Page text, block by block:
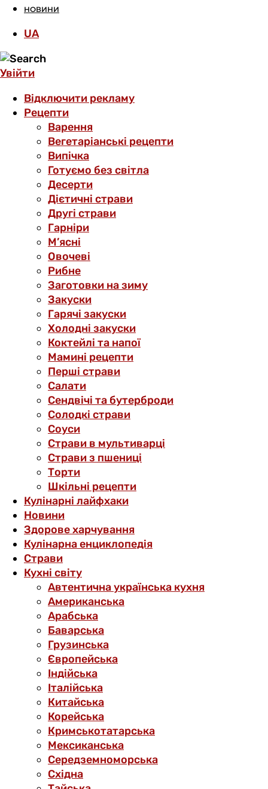
НОВИНИ
UA
Увійти
Відключити рекламу
Рецепти
Варення
Вегетаріанські рецепти
Випічка
Готуємо без світла
Десерти
Дієтичні страви
Другі страви
Гарніри
М’ясні
Овочеві
Рибне
Заготовки на зиму
Закуски
Гарячі закуски
Холодні закуски
Коктейлі та напої
Мамині рецепти
Перші страви
Салати
Сендвічі та бутерброди
Солодкі страви
Соуси
Страви в мультиварці
Страви з пшениці
Торти
Шкільні рецепти
Кулінарні лайфхаки
Новини
Здорове харчування
Кулінарна енциклопедія
Страви
Кухні світу
Автентична українська кухня
Американська
Арабська
Баварська
Грузинська
Європейська
Індійська
Італійська
Китайська
Корейська
Кримськотатарська
Мексиканська
Середземноморська
Східна